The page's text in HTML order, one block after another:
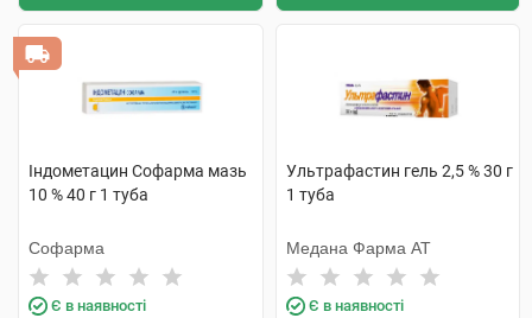
Індометацин Софарма мазь
10 % 40 г 1 туба
Софарма
Є в наявності
Ультрафастин гель 2,5 % 30 г
1 туба
Медана Фарма АТ
Є в наявності